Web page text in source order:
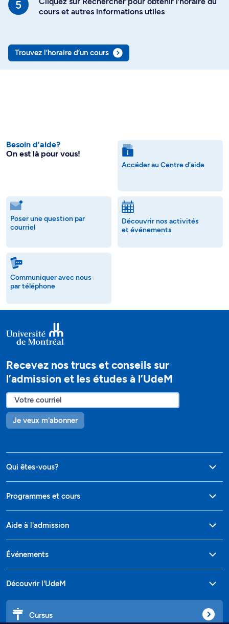
cours et autres informations utiles
Trouvez l’horaire d’un cours
Besoin d’aide?
On est là pour vous!
Accéder au Centre d'aide
Poser une question par
courriel
Découvrir nos activités
et événements
Communiquer avec nous
par téléphone
Recevez nos trucs et conseils sur
l’admission et les études à l’UdeM
Je veux m'abonner
Qui êtes-vous?
Programmes et cours
Aide à l'admission
Événements
Découvrir l'UdeM
Cursus